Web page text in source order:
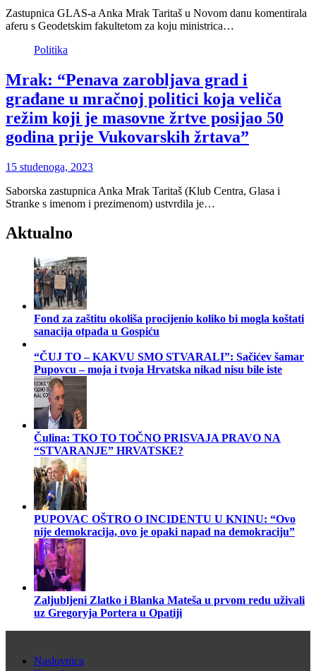
Zastupnica GLAS-a Anka Mrak Taritaš u Novom danu komentirala
aferu s Geodetskim fakultetom za koju ministrica…
Politika
Mrak: “Penava zarobljava grad i
građane u mračnoj politici koja veliča
režim koji je masovne žrtve posijao 50
godina prije Vukovarskih žrtava”
15 studenoga, 2023
Saborska zastupnica Anka Mrak Taritaš (Klub Centra, Glasa i
Stranke s imenom i prezimenom) ustvrdila je…
Aktualno
Fond za zaštitu okoliša procijenio koliko bi mogla koštati
sanacija otpada u Gospiću
“ČUJ TO – KAKVU SMO STVARALI”: Sačićev šamar
Pupovcu – moja i tvoja Hrvatska nikad nisu bile iste
Čulina: TKO TO TOČNO PRISVAJA PRAVO NA
“STVARANJE” HRVATSKE?
PUPOVAC OŠTRO O INCIDENTU U KNINU: “Ovo
nije demokracija, ovo je opaki napad na demokraciju”
Zaljubljeni Zlatko i Blanka Mateša u prvom redu uživali
uz Gregoryja Portera u Opatiji
Naslovnica